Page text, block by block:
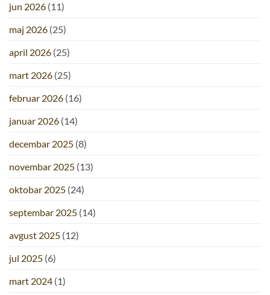
jun 2026 (11)
maj 2026 (25)
april 2026 (25)
mart 2026 (25)
februar 2026 (16)
januar 2026 (14)
decembar 2025 (8)
novembar 2025 (13)
oktobar 2025 (24)
septembar 2025 (14)
avgust 2025 (12)
jul 2025 (6)
mart 2024 (1)